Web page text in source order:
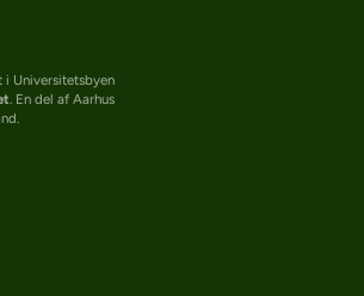
i Universitetsbyen
. En del af Aarhus